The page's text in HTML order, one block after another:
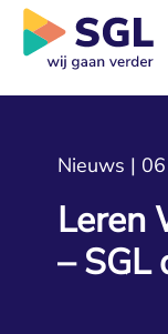
Nieuws |
Leren
– SGL